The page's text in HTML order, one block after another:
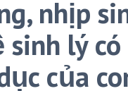
nhịp
sinh lý
của